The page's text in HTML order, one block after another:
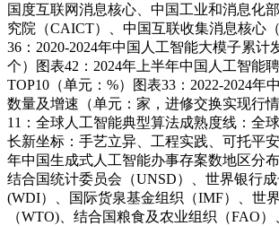
国度互联网消息核心、中国工业和消息化
究院（CAICT）、中国互联收集消息核心
36：2020-2024年中国人工智能大模子累计
个）图表42：2024年上半年中国人工智能
TOP10（单元：%）图表33：2022-2024年
数量及增速（单元：家，进修交换实现行
11：全球人工智能典型算法成熟度线：全
长新坐标：手艺立异、工程实践、可托平
年中国生成式人工智能办事存案数地区分
结合国统计委员会（UNSD）、世界银行
(WDI）、国际货泉基金组织（IMF）、世
（WTO)、结合国粮食及农业组织（FAO